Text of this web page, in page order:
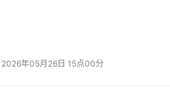
2026年05月26日 15点00分